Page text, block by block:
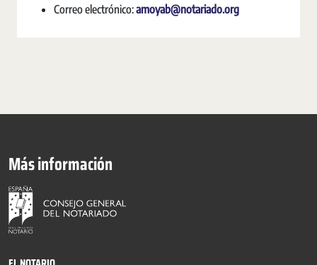
Correo electrónico:amoyab@notariado.org
Más información